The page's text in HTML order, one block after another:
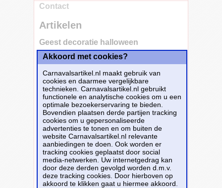
Contact
Artikelen
Geest decoratie halloween
Koop nu bij e-
Carnavalskleding.nl voor slechts€ 4.95!
Dit carnavalsartikelGeest decoratie
halloweenis te bestellen bijE-
Carnavalskleding.nlvoor€ 4,95.
Bestellen
Versiering
Decoraties
Themafeesten
Halloween
Bekijk alle carnavalsartikelen
Akkoord met cookies?
Carnavalsartikel.nl maakt gebruik van
cookies en daarmee vergelijkbare
technieken. Carnavalsartikel.nl gebruikt
functionele en analytische cookies om u een
optimale bezoekerservaring te bieden.
Bovendien plaatsen derde partijen tracking
cookies om u gepersonaliseerde
advertenties te tonen en om buiten de
website Carnavalsartikel.nl relevante
aanbiedingen te doen. Ook worden er
tracking cookies geplaatst door social
media-netwerken. Uw internetgedrag kan
door deze derden gevolgd worden d.m.v.
deze tracking cookies. Door hierboven op
akkoord te klikken gaat u hiermee akkoord.